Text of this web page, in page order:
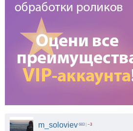
m_soloviev 683 −3